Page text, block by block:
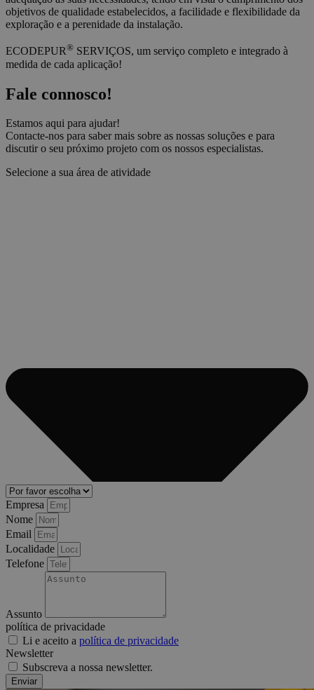
objetivos de qualidade estabelecidos, a facilidade e flexibilidade da
exploração e a perenidade da instalação.
ECODEPUR® SERVIÇOS, um serviço completo e integrado à
medida de cada aplicação!
Fale connosco!
Estamos aqui para ajudar!
Contacte-nos para saber mais sobre as nossas soluções e para
discutir o seu próximo projeto com os nossos especialistas.
Selecione a sua área de atividade
Empresa
Nome
Email
Localidade
Telefone
Assunto
política de privacidade
Li e aceito a política de privacidade
Newsletter
Subscreva a nossa newsletter.
Enviar